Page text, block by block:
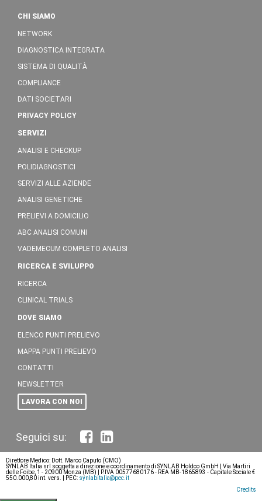
CHI SIAMO
NETWORK
DIAGNOSTICA INTEGRATA
SISTEMA DI QUALITÀ
COMPLIANCE
DATI SOCIETARI
PRIVACY POLICY
SERVIZI
ANALISI E CHECKUP
POLIDIAGNOSTICI
SERVIZI ALLE AZIENDE
ANALISI GENETICHE
PRELIEVI A DOMICILIO
ABC ANALISI COMUNI
VADEMECUM COMPLETO ANALISI
RICERCA E SVILUPPO
RICERCA
CLINICAL TRIALS
DOVE SIAMO
ELENCO PUNTI PRELIEVO
MAPPA PUNTI PRELIEVO
CONTATTI
NEWSLETTER
LAVORA CON NOI
Direttore Medico: Dott. Marco Caputo (CMO)
SYNLAB Italia srl soggetta a direzione e coordinamento di SYNLAB Holdco GmbH | Via Martiri
delle Foibe, 1 - 20900 Monza (MB) | P.IVA 00577680176 - REA MB-1865893 - Capitale Sociale €
550.000,80 int. vers. | PEC: synlabitalia@pec.it
Credits